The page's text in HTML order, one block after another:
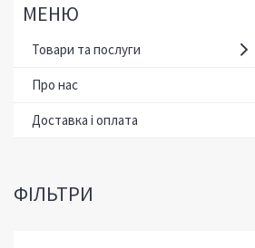
Товари та послуги
Про нас
Доставка і оплата
ФІЛЬТРИ